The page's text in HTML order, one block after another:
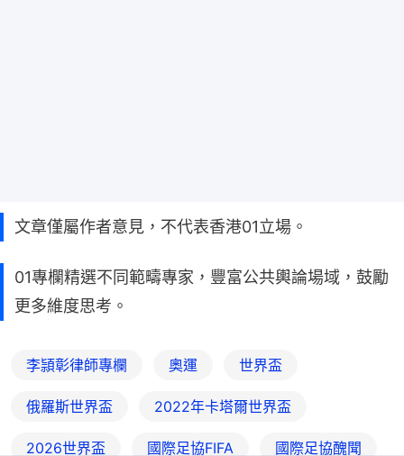
文章僅屬作者意見，不代表香港01立場。
01專欄精選不同範疇專家，豐富公共輿論場域，鼓勵
更多維度思考。
李頴彰律師專欄 奧運 世界盃
俄羅斯世界盃 2022年卡塔爾世界盃
2026世界盃 國際足協FIFA 國際足協醜聞